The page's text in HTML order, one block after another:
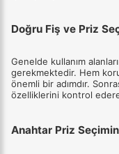
Doğru Fiş ve Priz
Genelde kullanım
gerekmektedir. Hem
önemli bir adımdır.
özelliklerini kontrol
Anahtar Priz